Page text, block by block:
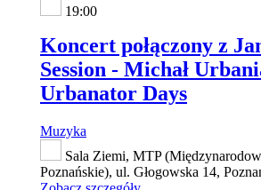
19:00
Koncert połączony z
Session - Michał
Urbanator Days
Muzyka
Sala Ziemi, MTP
Poznańskie), ul. Głogowska 14,